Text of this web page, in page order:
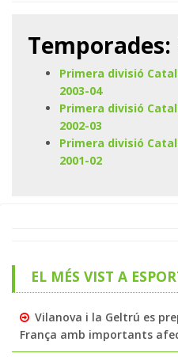
Temporades:
Primera divisió
2003-04
Primera divisió
2002-03
Primera divisió
2001-02
EL MÉS VIST A
Vilanova i la Geltrú es
França amb importants